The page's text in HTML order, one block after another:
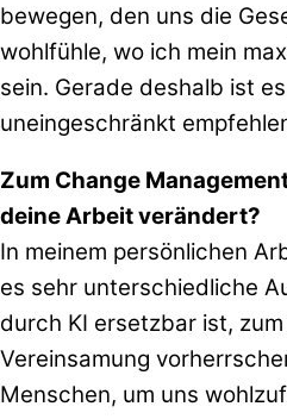
bewegen, den uns die
wohlfühle, wo ich mein
sein. Gerade deshalb ist
uneingeschränkt
Zum Change
deine Arbeit verändert?
In meinem persönlichen
es sehr unterschiedliche
durch KI ersetzbar ist,
Vereinsamung
Menschen, um uns